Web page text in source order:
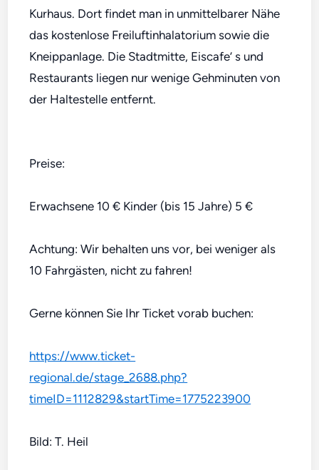
Kurhaus. Dort findet man in unmittelbarer Nähe
das kostenlose Freiluftinhalatorium sowie die
Kneippanlage. Die Stadtmitte, Eiscafe’ s und
Restaurants liegen nur wenige Gehminuten von
der Haltestelle entfernt.
Preise:
Erwachsene 10 € Kinder (bis 15 Jahre) 5 €
Achtung: Wir behalten uns vor, bei weniger als
10 Fahrgästen, nicht zu fahren!
Gerne können Sie Ihr Ticket vorab buchen:
https://www.ticket-
regional.de/stage_2688.php?
timeID=1112829&startTime=1775223900
Bild: T. Heil